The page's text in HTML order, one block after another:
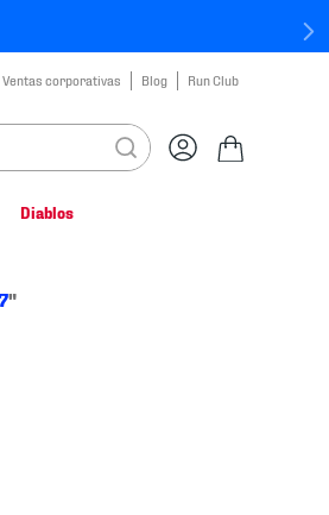
Ventas corporativas Blog Run Club
Diablos
"